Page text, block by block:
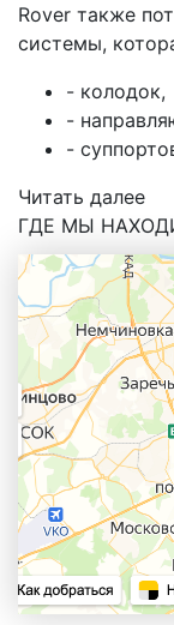
Rover также
системы,
- колодок,
-
-
Читать далее
ГДЕ МЫ